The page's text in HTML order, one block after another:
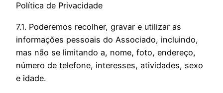
Política de Privacidade
7.1. Poderemos recolher, gravar e utilizar as
informações pessoais do Associado, incluindo,
mas não se limitando a, nome, foto, endereço,
número de telefone, interesses, atividades, sexo
e idade.